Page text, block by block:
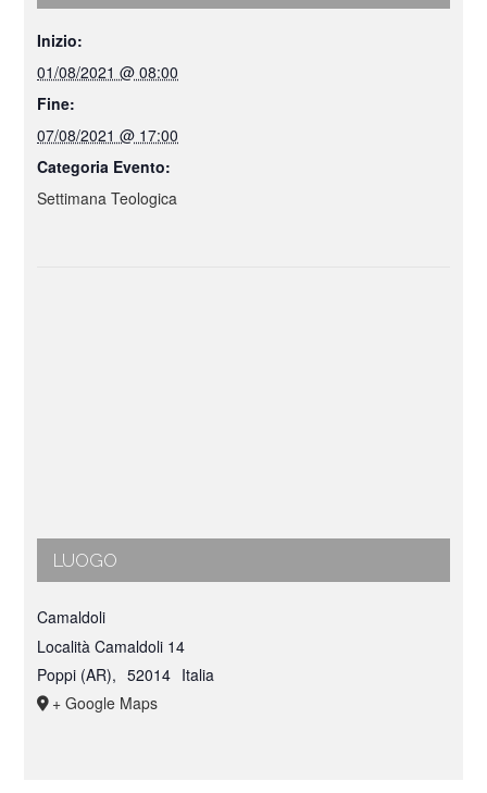
Inizio:
01/08/2021 @ 08:00
Fine:
07/08/2021 @ 17:00
Categoria Evento:
Settimana Teologica
LUOGO
Camaldoli
Località Camaldoli 14
Poppi (AR), 52014 Italia
+ Google Maps